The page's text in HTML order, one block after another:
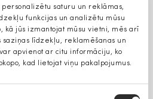
saturu un reklāmas,
funkcijas un analizētu mūsu
kā jūs izmantojat mūsu vietni, mēs arī
saziņas līdzekļu, reklamēšanas un
apvienot ar citu informāciju, ko
kad lietojat viņu pakalpojumus.